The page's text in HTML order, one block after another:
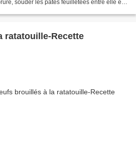
souder les pâtes feuilletées entre elle et
ratatouille-Recette